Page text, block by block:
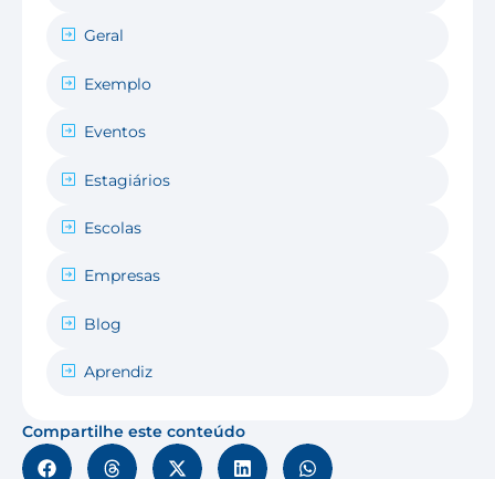
Geral
Exemplo
Eventos
Estagiários
Escolas
Empresas
Blog
Aprendiz
Compartilhe este conteúdo